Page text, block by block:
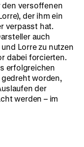
den versoffenen
der ihm ein
verpasst hat.
auch
Lorre zu nutzen
dabei forcierten.
erfolgreichen
worden,
der
werden – im